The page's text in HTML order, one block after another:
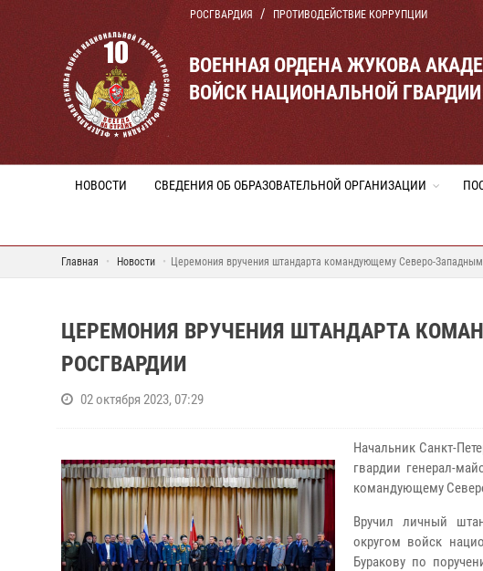
РОСГВАРДИЯ ПРОТИВОДЕЙСТВИЕ КОРРУПЦИИ
ВОЕННАЯ ОРДЕНА ЖУКОВА
ВОЙСК НАЦИОНАЛЬНОЙ
НОВОСТИ СВЕДЕНИЯ ОБ ОБРАЗОВАТЕЛЬНОЙ ОРГАНИЗАЦИИ
Главная Новости Церемония вручения штандарта командующему Северо-Западным
ЦЕРЕМОНИЯ ВРУЧЕНИЯ ШТАНДАРТА
РОСГВАРДИИ
02 октября 2023, 07:29
Начальник Санкт-
гвардии генерал-
командующему
Вручил личный
округом войск
Буракову по